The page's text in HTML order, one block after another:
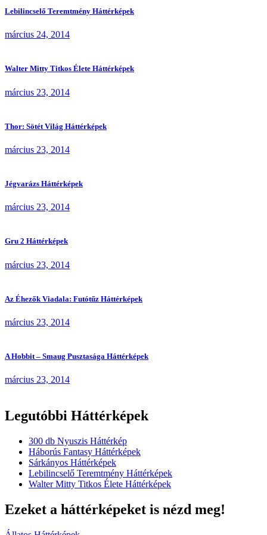
Lebilincselő Teremtmény Háttérképek
március 24, 2014
Walter Mitty Titkos Élete Háttérképek
március 23, 2014
Thor: Sötét Világ Háttérképek
március 23, 2014
Jégvarázs Háttérképek
március 23, 2014
Gru 2 Háttérképek
március 23, 2014
Az Éhezők Viadala: Futótűz Háttérképek
március 23, 2014
A Hobbit – Smaug Pusztasága Háttérképek
március 23, 2014
Legutóbbi Háttérképek
300 db Nyuszis Háttérkép
Háborús Fantasy Háttérképek
Sárkányos Háttérképek
Lebilincselő Teremtmény Háttérképek
Walter Mitty Titkos Élete Háttérképek
Ezeket a háttérképeket is nézd meg!